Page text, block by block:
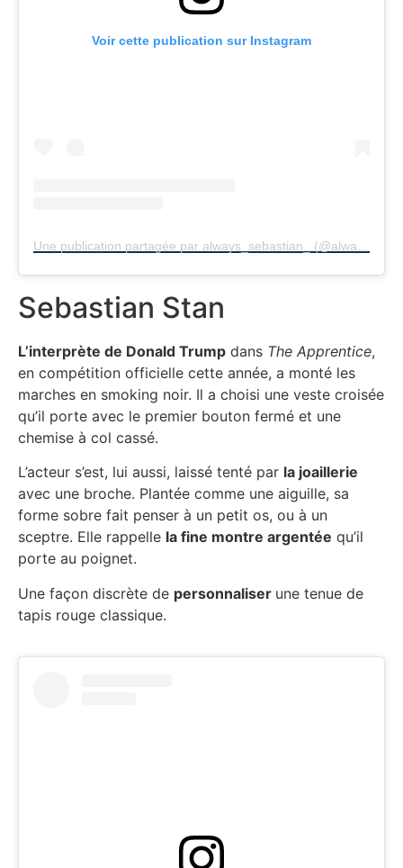
Sebastian Stan
L’interprète de Donald Trump dans The Apprentice,
en compétition officielle cette année, a monté les
marches en smoking noir. Il a choisi une veste croisée
qu’il porte avec le premier bouton fermé et une
chemise à col cassé.
L’acteur s’est, lui aussi, laissé tenté par la joaillerie
avec une broche. Plantée comme une aiguille, sa
forme sobre fait penser à un petit os, ou à un
sceptre. Elle rappelle la fine montre argentée qu’il
porte au poignet.
Une façon discrète de personnaliser une tenue de
tapis rouge classique.
Voir cette publication sur Instagram